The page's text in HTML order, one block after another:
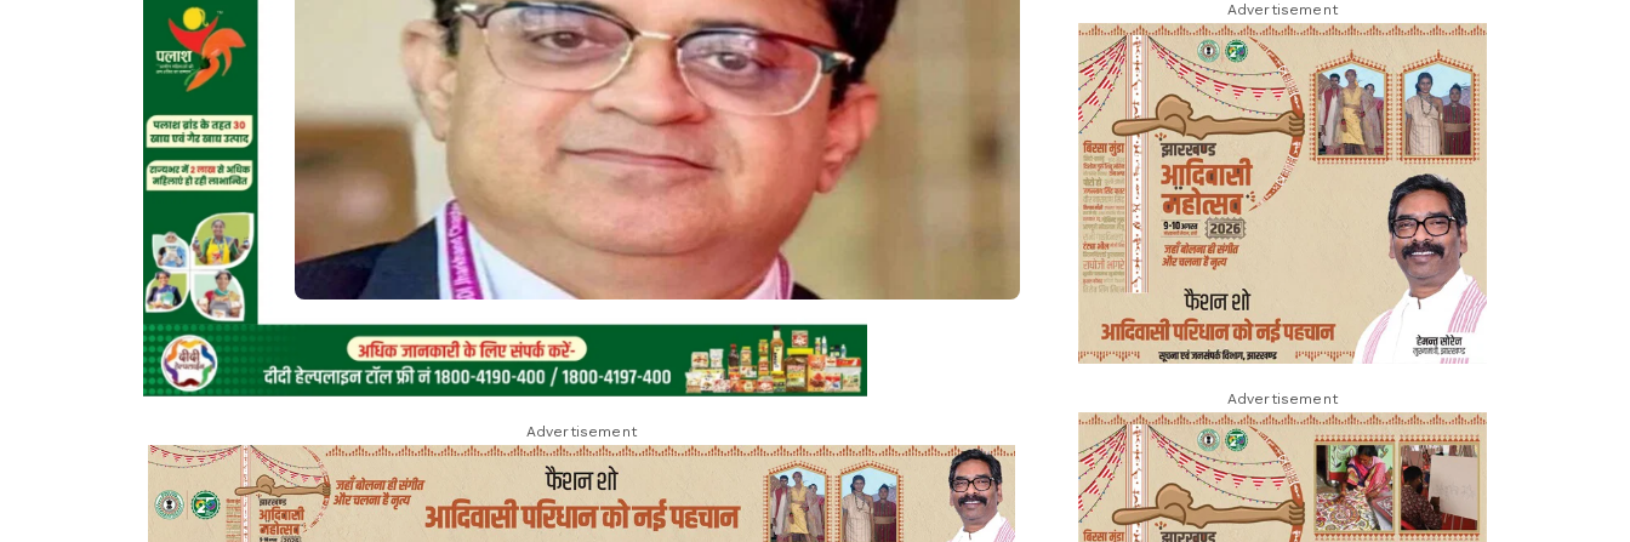
Advertisement
Advertisement
Advertisement